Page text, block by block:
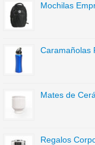
Mochilas
Caramañolas
Mates de
Regalos